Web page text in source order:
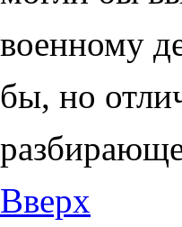
военному
бы, но
Вверх